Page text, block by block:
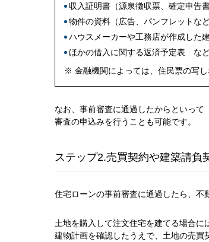
収入証明書（源泉徴収票、確定申告書
物件の資料（広告、パンフレットなど
ハウスメーカーや工務店が作成した
ほかの借入に関する返済予定表 な
※ 金融機関によっては、住民票の写し
なお、事前審査に通過したからといっ
審査の申込みを行うことも可能です。
ステップ2.売買契約や建築請負
住宅ローンの事前審査に通過したら、不
土地を購入して注文住宅を建てる場合に
建物計画を確認したうえで、土地の売